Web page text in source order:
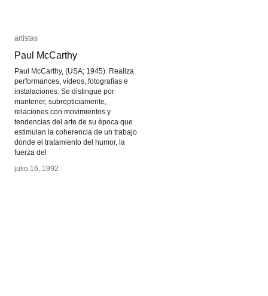
artistas
Paul McCarthy
Paul McCarthy, (USA; 1945). Realiza
performances, vídeos, fotografías e
instalaciones. Se distingue por
mantener, subrepticiamente,
relaciones con movimientos y
tendencias del arte de su época que
estimulan la coherencia de un trabajo
donde el tratamiento del humor, la
fuerza del
julio 16, 1992 /
artistas
Paul McCarthy
julio 16, 1992 /